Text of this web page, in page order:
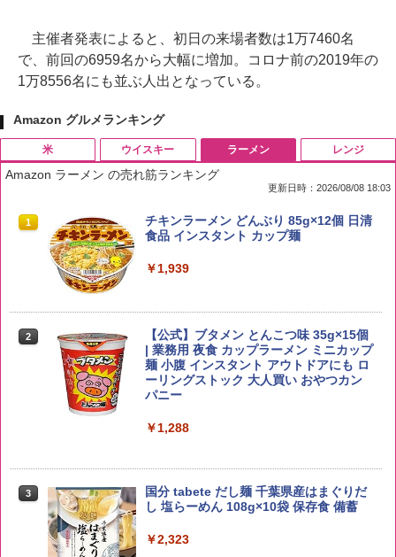
主催者発表によると、初日の来場者数は1万7460名
で、前回の6959名から大幅に増加。コロナ前の2019年の
1万8556名にも並ぶ人出となっている。
Amazon グルメランキング
米
1 by Amazon 国産ブレンド米 精米 5kg
2
【在庫処分価格】ももたろう印 無洗米 5
kg 業務用 お米マイスターブレンド
￥2,680
3
野沢農産 無洗米 青い流るる コシヒカリ
5kg 長野県産 令和7年産
ウイスキー
1
ブラックニッカ ニッカ Nikka ウィスキ
ー4000ml ブラックニッカクリア ウヰス
お得 4リットル
角瓶 2700ml サントリー ウイスキー ハ
イボール 大容量
3
角ハイボール 350ml×24本 サントリー ウ
イスキー ハイボール 缶
￥4,927
ラーメン
Amazon ラーメン の売れ筋ランキング
更新日時：2026/08/08 18:03
1
チキンラーメン どんぶり 85g×12個 日清
食品 インスタント カップ麺
￥1,939
2
【公式】ブタメン とんこつ味 35g×15個
| 業務用 夜食 カップラーメン ミニカップ
麺 小腹 インスタント アウトドアにも ロ
ーリングストック 大人買い おやつカン
パニー
￥1,288
3
国分 tabete だし麺 千葉県産はまぐりだ
し 塩らーめん 108g×10袋 保存食 備蓄
￥2,323
レンジ